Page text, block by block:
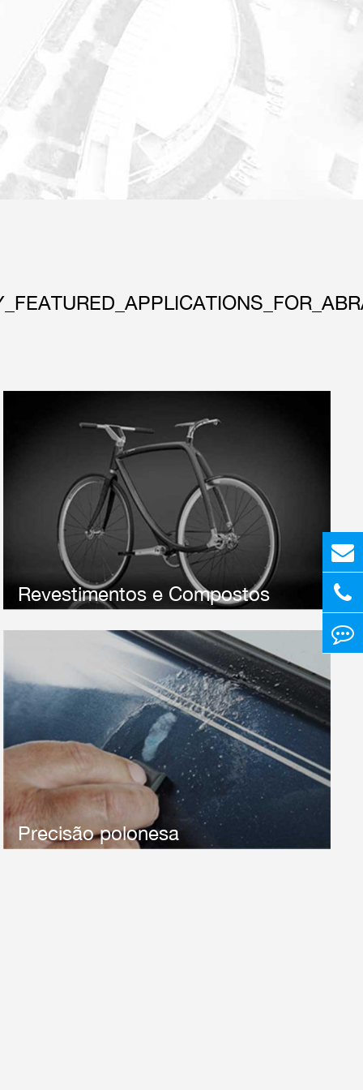
Revestimentos e Compostos
Riken Abrasives fornece UMA ampla Gama de Papel
abrasivo para aplicação Na indústria de revestimento e
composição.Estes papéis abrasivos podem ser usados
EM Corte de bordas, depuração, Areia superficial e
polimento Como você precisa.
Precisão polonesa
Riken Abrasives oferece UMA variedade de abrasivos a
granel e serviço personalizado também está
disponível.Podemos otimizar SEU polimento de precisão
para atender SUAS exigências.